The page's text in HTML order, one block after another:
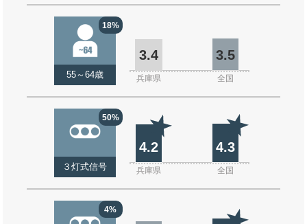
18%
55～64歳
3.4 3.5
兵庫県 全国
50%
３灯式信号
4.2 4.3
兵庫県 全国
4%